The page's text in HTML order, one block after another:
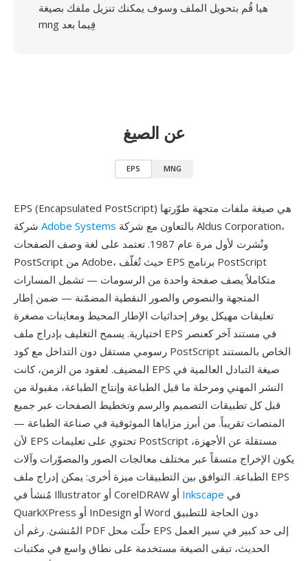
هيا قُم بتحويل الملف وسوف يمكنك تنزيل ملفك بصيغة
mng فِيما بعد
عن الصيغ
EPS MNG
EPS (Encapsulated PostScript) هي صيغة ملفات متجهة طوّرتها
Adobe Systems
ونُشرت لأول مرة عام 1987. تعتمد على لغة وصف الصفحات
PostScript من Adobe، حيث تُغلّف EPS برنامج PostScript
متكاملاً يصف صفحة واحدة من الرسومات — تشمل المسارات
المتجهة والنصوص والصور النقطية المضمّنة — ضمن إطار
تعليقات مهيكل يوفر إحداثيات الإطار المحيط ومعاينات مصغرة
اختيارية. يسمح التغليف بإدراج ملف EPS في مستند آخر كعنصر
رسومي مستقل دون التداخل مع كود PostScript الخاص بالمستند
المضيف. لعقود من الزمن، كانت EPS صيغة التبادل العالمية في
النشر المهني ومرحلة ما قبل الطباعة وإنتاج الطباعة، مقبولة من
قبل كل تطبيقات التصميم والرسم وتخطيط الصفحات عبر جميع
المنصات تقريباً. من أبرز مزاياها الموثوقية في صناعة الطباعة —
لأن EPS تحتوي على تعليمات PostScript مستقلة عن الأجهزة،
يكون الإخراج متسقاً عبر مختلف معالجات الصور والمصوّرات وآلات
الطباعة. التوافق بين التطبيقات ميزة أخرى: يمكن إدراج ملف EPS
Inkscape
QuarkXPress أو InDesign أو Word دون الحاجة للتطبيق
المُنشئ. رغم أن PDF حلّت محل EPS إلى حد كبير في سير العمل
الحديث، تبقى الصيغة مستخدمة على نطاق واسع في مكتبات